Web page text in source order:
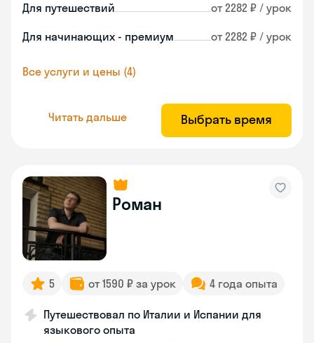
Для путешествий от 2282 ₽ / урок
Для начинающих - премиум от 2282 ₽ / урок
Все услуги и цены (4)
Читать дальше Выбрать время
Роман
5 от 1590 ₽ за урок 4 года опыта
Путешествовал по Италии и Испании для
языкового опыта